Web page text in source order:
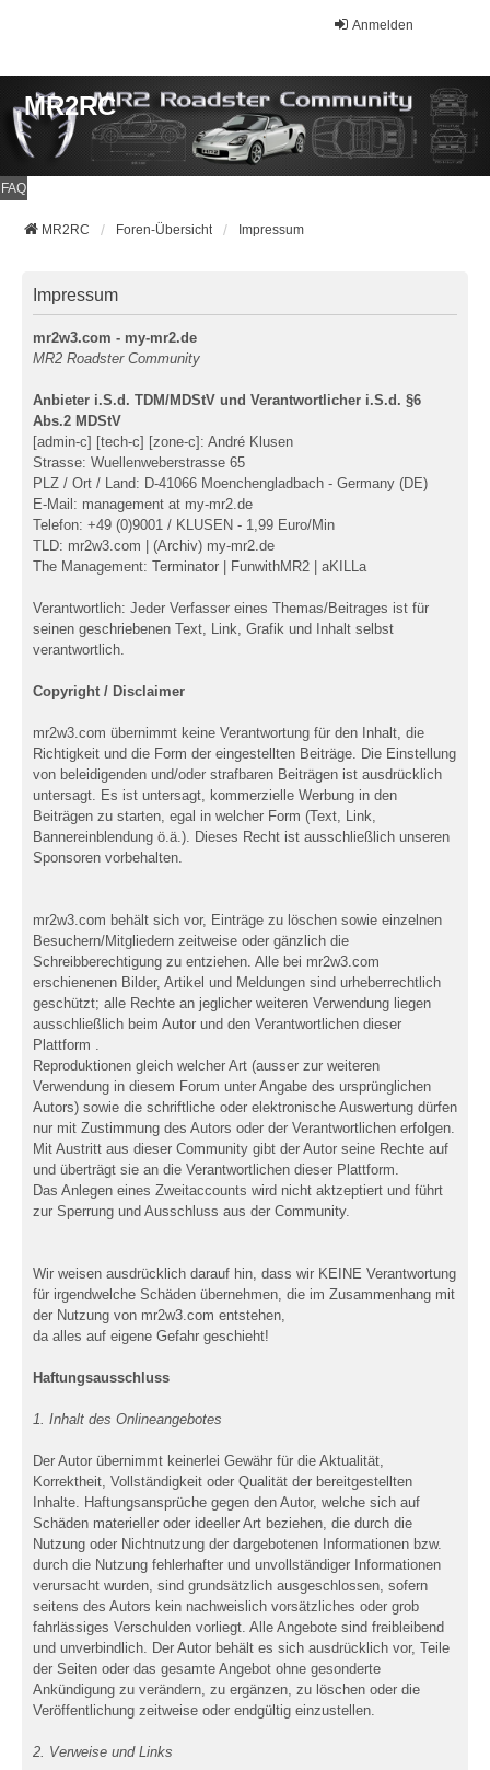
Anmelden
MR2RC
FAQ
MR2RC Foren-Übersicht Impressum
Impressum
mr2w3.com - my-mr2.de
MR2 Roadster Community
Anbieter i.S.d. TDM/MDStV und Verantwortlicher i.S.d. §6
Abs.2 MDStV
[admin-c] [tech-c] [zone-c]: André Klusen
Strasse: Wuellenweberstrasse 65
PLZ / Ort / Land: D-41066 Moenchengladbach - Germany (DE)
E-Mail: management at my-mr2.de
Telefon: +49 (0)9001 / KLUSEN - 1,99 Euro/Min
TLD: mr2w3.com | (Archiv) my-mr2.de
The Management: Terminator | FunwithMR2 | aKILLa
Verantwortlich: Jeder Verfasser eines Themas/Beitrages ist für
seinen geschriebenen Text, Link, Grafik und Inhalt selbst
verantwortlich.
Copyright / Disclaimer
mr2w3.com übernimmt keine Verantwortung für den Inhalt, die
Richtigkeit und die Form der eingestellten Beiträge. Die Einstellung
von beleidigenden und/oder strafbaren Beiträgen ist ausdrücklich
untersagt. Es ist untersagt, kommerzielle Werbung in den
Beiträgen zu starten, egal in welcher Form (Text, Link,
Bannereinblendung ö.ä.). Dieses Recht ist ausschließlich unseren
Sponsoren vorbehalten.
mr2w3.com behält sich vor, Einträge zu löschen sowie einzelnen
Besuchern/Mitgliedern zeitweise oder gänzlich die
Schreibberechtigung zu entziehen. Alle bei mr2w3.com
erschienenen Bilder, Artikel und Meldungen sind urheberrechtlich
geschützt; alle Rechte an jeglicher weiteren Verwendung liegen
ausschließlich beim Autor und den Verantwortlichen dieser
Plattform .
Reproduktionen gleich welcher Art (ausser zur weiteren
Verwendung in diesem Forum unter Angabe des ursprünglichen
Autors) sowie die schriftliche oder elektronische Auswertung dürfen
nur mit Zustimmung des Autors oder der Verantwortlichen erfolgen.
Mit Austritt aus dieser Community gibt der Autor seine Rechte auf
und überträgt sie an die Verantwortlichen dieser Plattform.
Das Anlegen eines Zweitaccounts wird nicht aktzeptiert und führt
zur Sperrung und Ausschluss aus der Community.
Wir weisen ausdrücklich darauf hin, dass wir KEINE Verantwortung
für irgendwelche Schäden übernehmen, die im Zusammenhang mit
der Nutzung von mr2w3.com entstehen,
da alles auf eigene Gefahr geschieht!
Haftungsausschluss
1. Inhalt des Onlineangebotes
Der Autor übernimmt keinerlei Gewähr für die Aktualität,
Korrektheit, Vollständigkeit oder Qualität der bereitgestellten
Inhalte. Haftungsansprüche gegen den Autor, welche sich auf
Schäden materieller oder ideeller Art beziehen, die durch die
Nutzung oder Nichtnutzung der dargebotenen Informationen bzw.
durch die Nutzung fehlerhafter und unvollständiger Informationen
verursacht wurden, sind grundsätzlich ausgeschlossen, sofern
seitens des Autors kein nachweislich vorsätzliches oder grob
fahrlässiges Verschulden vorliegt. Alle Angebote sind freibleibend
und unverbindlich. Der Autor behält es sich ausdrücklich vor, Teile
der Seiten oder das gesamte Angebot ohne gesonderte
Ankündigung zu verändern, zu ergänzen, zu löschen oder die
Veröffentlichung zeitweise oder endgültig einzustellen.
2. Verweise und Links